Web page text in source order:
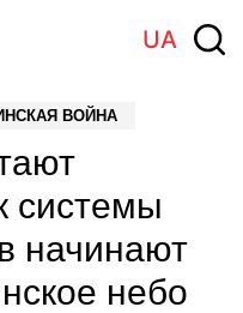
UA
ВОЙНА
системы
начинают
небо